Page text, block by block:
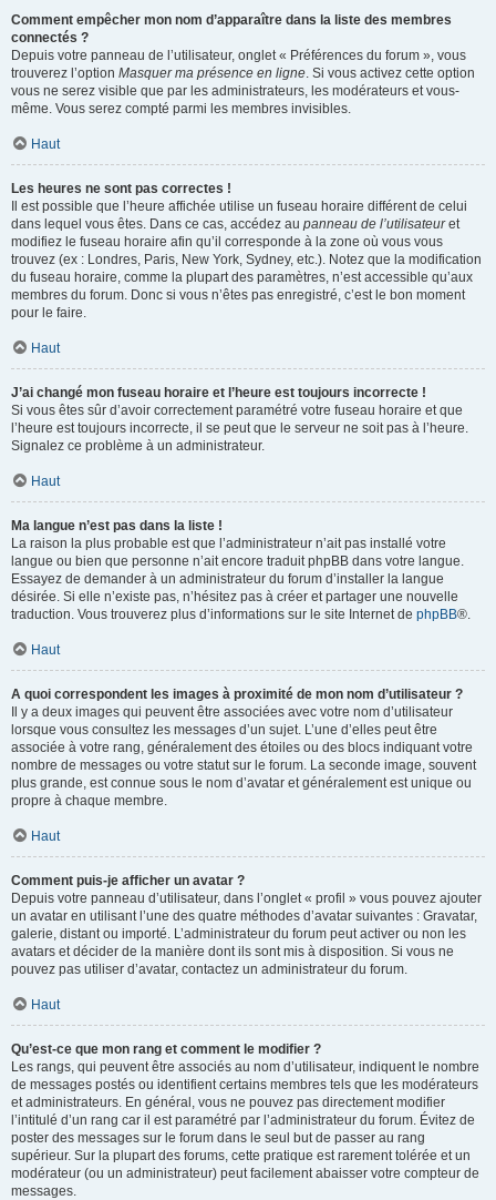
Comment empêcher mon nom d’apparaître dans la liste des membres
connectés ?
Depuis votre panneau de l’utilisateur, onglet « Préférences du forum », vous
trouverez l’option Masquer ma présence en ligne. Si vous activez cette option
vous ne serez visible que par les administrateurs, les modérateurs et vous-
même. Vous serez compté parmi les membres invisibles.
Haut
Les heures ne sont pas correctes !
Il est possible que l’heure affichée utilise un fuseau horaire différent de celui
dans lequel vous êtes. Dans ce cas, accédez au panneau de l’utilisateuret
modifiez le fuseau horaire afin qu’il corresponde à la zone où vous vous
trouvez (ex : Londres, Paris, New York, Sydney, etc.). Notez que la modification
du fuseau horaire, comme la plupart des paramètres, n’est accessible qu’aux
membres du forum. Donc si vous n’êtes pas enregistré, c’est le bon moment
pour le faire.
Haut
J’ai changé mon fuseau horaire et l’heure est toujours incorrecte !
Si vous êtes sûr d’avoir correctement paramétré votre fuseau horaire et que
l’heure est toujours incorrecte, il se peut que le serveur ne soit pas à l’heure.
Signalez ce problème à un administrateur.
Haut
Ma langue n’est pas dans la liste !
La raison la plus probable est que l’administrateur n’ait pas installé votre
langue ou bien que personne n’ait encore traduit phpBB dans votre langue.
Essayez de demander à un administrateur du forum d’installer la langue
désirée. Si elle n’existe pas, n’hésitez pas à créer et partager une nouvelle
traduction. Vous trouverez plus d’informations sur le site Internet de phpBB®.
Haut
A quoi correspondent les images à proximité de mon nom d’utilisateur ?
Il y a deux images qui peuvent être associées avec votre nom d’utilisateur
lorsque vous consultez les messages d’un sujet. L’une d’elles peut être
associée à votre rang, généralement des étoiles ou des blocs indiquant votre
nombre de messages ou votre statut sur le forum. La seconde image, souvent
plus grande, est connue sous le nom d’avatar et généralement est unique ou
propre à chaque membre.
Haut
Comment puis-je afficher un avatar ?
Depuis votre panneau d’utilisateur, dans l’onglet « profil » vous pouvez ajouter
un avatar en utilisant l’une des quatre méthodes d’avatar suivantes : Gravatar,
galerie, distant ou importé. L’administrateur du forum peut activer ou non les
avatars et décider de la manière dont ils sont mis à disposition. Si vous ne
pouvez pas utiliser d’avatar, contactez un administrateur du forum.
Haut
Qu’est-ce que mon rang et comment le modifier ?
Les rangs, qui peuvent être associés au nom d’utilisateur, indiquent le nombre
de messages postés ou identifient certains membres tels que les modérateurs
et administrateurs. En général, vous ne pouvez pas directement modifier
l’intitulé d’un rang car il est paramétré par l’administrateur du forum. Évitez de
poster des messages sur le forum dans le seul but de passer au rang
supérieur. Sur la plupart des forums, cette pratique est rarement tolérée et un
modérateur (ou un administrateur) peut facilement abaisser votre compteur de
messages.